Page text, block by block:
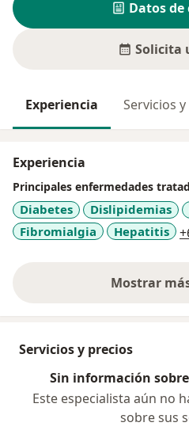
Datos
Solicita
Experiencia Servicios
Experiencia
Principales enfermedades
Diabetes Dislipidemias
Fibromialgia
Hepatitis
Mostrar
Servicios y precios
Sin información
Este especialista aún no
sobre sus